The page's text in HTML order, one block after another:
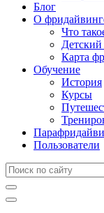
Блог
О
Что
Карта
Обучение
История
Курсы
Пользователи